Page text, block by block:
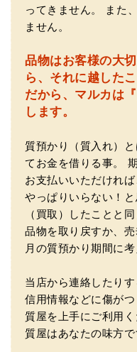
（大阪府門真市）他店
円〜1万程度の見積もり
もりは倍以上ちがうの
寧で良かったです。
（大阪市東淀川区）出
いう不安が最初は有り
ってきません。
また
ません。
品物はお客様の大
ら、それに越した
だから、マルカは
します。
質預かり（質入れ）
てお金を借りる事。
お支払いいただけれ
やっぱりいらない！
（買取）したことと
品物を取り戻すか、
月の質預かり期間に
当店から連絡したり
信用情報などに傷がつ
質屋を上手にご利用く
質屋はあなたの味方で